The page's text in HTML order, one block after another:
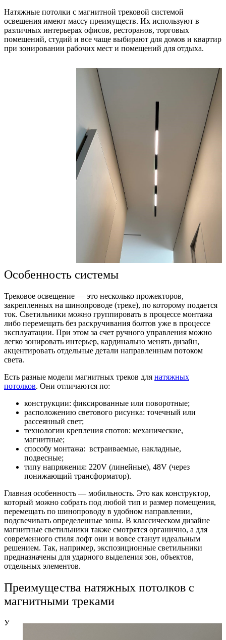
Натяжные потолки с магнитной трековой системой
освещения имеют массу преимуществ. Их используют в
различных интерьерах офисов, ресторанов, торговых
помещений, студий и все чаще выбирают для домов и квартир
при зонировании рабочих мест и помещений для отдыха.
Особенность системы
Трековое освещение — это несколько прожекторов,
закрепленных на шинопроводе (треке), по которому подается
ток. Светильники можно группировать в процессе монтажа
либо перемещать без раскручивания болтов уже в процессе
эксплуатации. При этом за счет ручного управления можно
легко зонировать интерьер, кардинально менять дизайн,
акцентировать отдельные детали направленным потоком
света.
Есть разные модели магнитных треков для натяжных
потолков. Они отличаются по:
конструкции: фиксированные или поворотные;
расположению светового рисунка: точечный или
рассеянный свет;
технологии крепления спотов: механические,
магнитные;
способу монтажа: встраиваемые, накладные,
подвесные;
типу напряжения: 220V (линейные), 48V (через
понижающий трансформатор).
Главная особенность — мобильность. Это как конструктор,
который можно собрать под любой тип и размер помещения,
перемещать по шинопроводу в удобном направлении,
подсвечивать определенные зоны. В классическом дизайне
магнитные светильники также смотрятся органично, а для
современного стиля лофт они и вовсе станут идеальным
решением. Так, например, экспозиционные светильники
предназначены для ударного выделения зон, объектов,
отдельных элементов.
Преимущества натяжных потолков с
магнитными треками
У